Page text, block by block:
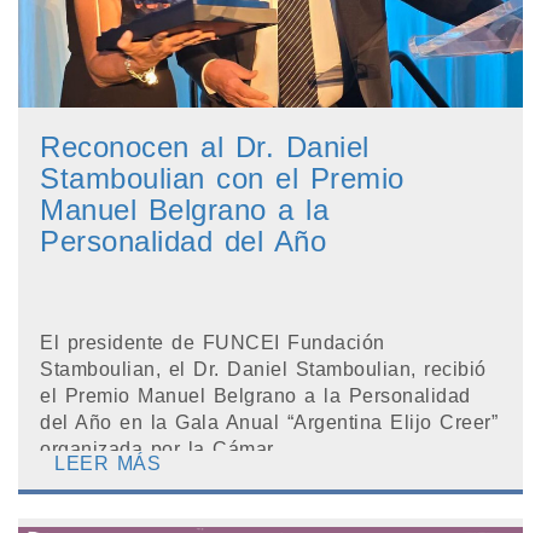
Reconocen al Dr. Daniel
Stamboulian con el Premio
Manuel Belgrano a la
Personalidad del Año
El presidente de FUNCEI Fundación
Stamboulian, el Dr. Daniel Stamboulian, recibió
el Premio Manuel Belgrano a la Personalidad
del Año en la Gala Anual “Argentina Elijo Creer”
organizada por la Cámar...
LEER MÁS